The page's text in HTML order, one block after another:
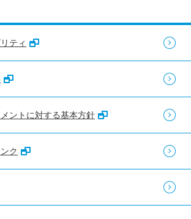
ティ
ントに対する基本方針
ク